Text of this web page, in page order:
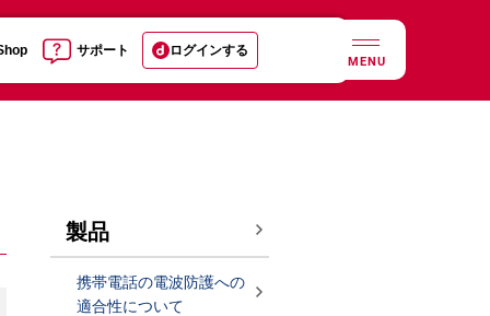
サポート ログインする
MENU
製品
携帯電話の電波防護への
適合性について